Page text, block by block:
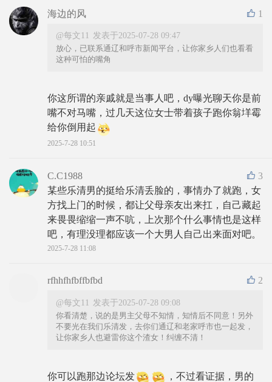
1
海边的风
@每文11 发表于2025-07-28 09:47
放心，已联系通辽和呼市新闻平台，让你家乡人们也看看
这种可怕的嘴角
你这所谓的亲戚就是当事人吧，dy曝光聊天你是前
嘴不对马嘴，过几天这位女士带着孩子跑你翁垟霉
给你倒用起
2025-7-28 10:51
3
C.C1988
某些乐清男的挺给乐清丢脸的，事情办了就跑，女
方找上门的时候，都让父母亲友出来扛，自己藏起
来畏畏缩缩一声不吭，上次那个什么事情也是这样
吧，有理没理都应该一个大男人自己出来面对吧。
2025-7-28 11:08
2
rfhhfhfbffbfbd
@每文11
发表于2025-07-28 09:08
你看清楚，说的是男主父母不知情，知情后不同意！另外
不要光在我们乐清发，去你们通辽和老家呼市也一起发，
让你家乡人也避雷你这个渣女！纠缠不清！
你可以跑那边论坛发
，不过看证据，男的